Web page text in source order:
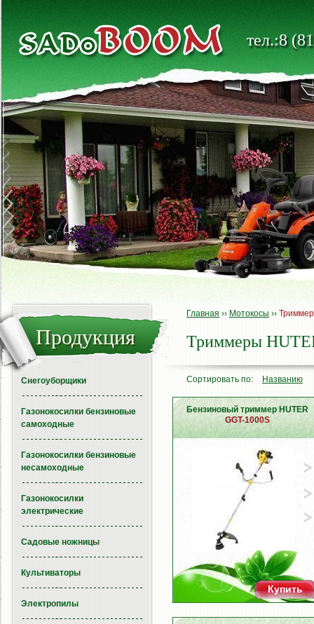
тел.:8
Главная ›› Мотокосы ››
Триммеры
Сортировать по: Названию
Бензиновый триммер HUTER
GGT-1000S
Купить
Продукция
Снегоуборщики
Газонокосилки бензиновые
самоходные
Газонокосилки бензиновые
несамоходные
Газонокосилки
электрические
Садовые ножницы
Культиваторы
Электропилы